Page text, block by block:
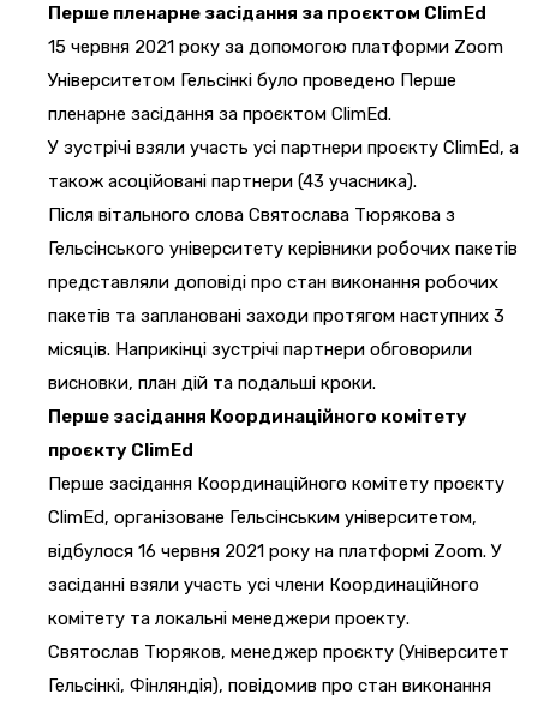
Перше пленарне засідання за проєктом ClimEd
15 червня 2021 року за допомогою платформи Zoom
Університетом Гельсінкі було проведено Перше
пленарне засідання за проєктом ClimEd.
У зустрічі взяли участь усі партнери проєкту ClimEd, а
також асоційовані партнери (43 учасника).
Після вітального слова Святослава Тюрякова з
Гельсінського університету керівники робочих пакетів
представляли доповіді про стан виконання робочих
пакетів та заплановані заходи протягом наступних 3
місяців. Наприкінці зустрічі партнери обговорили
висновки, план дій та подальші кроки.
Перше засідання Координаційного комітету
проєкту ClimEd
Перше засідання Координаційного комітету проєкту
ClimEd, організоване Гельсінським університетом,
відбулося 16 червня 2021 року на платформі Zoom. У
засіданні взяли участь усі члени Координаційного
комітету та локальні менеджери проекту.
Святослав Тюряков, менеджер проєкту (Університет
Гельсінкі, Фінляндія), повідомив про стан виконання